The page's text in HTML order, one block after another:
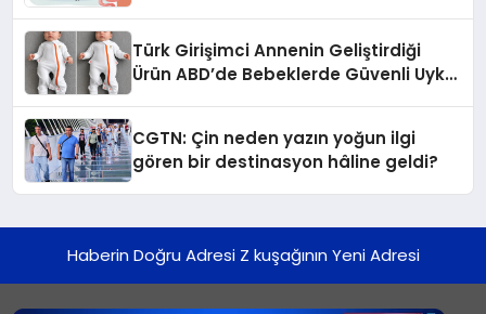
Türk Girişimci Annenin Geliştirdiği
Ürün ABD’de Bebeklerde Güvenli Uyku
CGTN: Çin neden yazın yoğun ilgi
gören bir destinasyon hâline geldi?
Haberin Doğru Adresi Z kuşağının Yeni Adresi